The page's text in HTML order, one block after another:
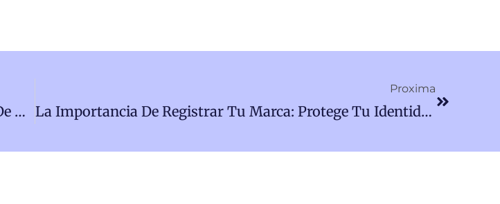
¿Por Qué La Asesoría Comercial Es Clave Para El Éxito De Tu PyME?
Proxima
La Importancia De Registrar Tu Marca: Protege Tu Identidad Empresarial